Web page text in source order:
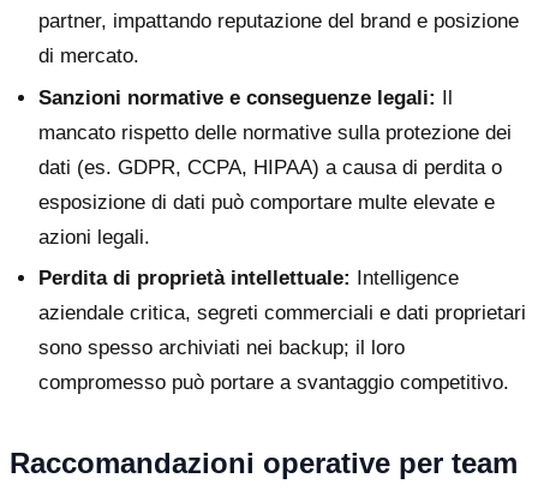
partner, impattando reputazione del brand e posizione
di mercato.
Sanzioni normative e conseguenze legali: Il
mancato rispetto delle normative sulla protezione dei
dati (es. GDPR, CCPA, HIPAA) a causa di perdita o
esposizione di dati può comportare multe elevate e
azioni legali.
Perdita di proprietà intellettuale:
Intelligence
aziendale critica, segreti commerciali e dati proprietari
sono spesso archiviati nei backup; il loro
compromesso può portare a svantaggio competitivo.
Raccomandazioni operative per team